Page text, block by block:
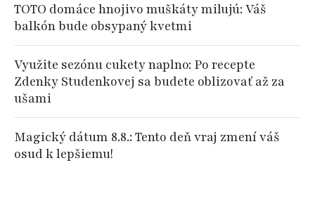
TOTO domáce hnojivo muškáty milujú: Váš
balkón bude obsypaný kvetmi
Využite sezónu cukety naplno: Po recepte
Zdenky Studenkovej sa budete oblizovať až za
ušami
Magický dátum 8.8.: Tento deň vraj zmení váš
osud k lepšiemu!